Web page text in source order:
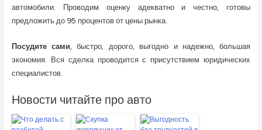
автомобили. Проводим оценку адекватно и честно, готовы
предложить до 95 процентов от цены рынка.
Посудите сами, быстро, дорого, выгодно и надежно, большая
экономия. Вся сделка проводится с присутствием юридических
специалистов.
Новости читайте про авто